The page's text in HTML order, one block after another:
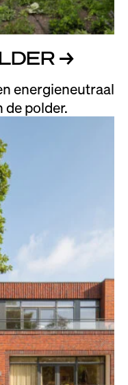
→
energieneutraal
polder.